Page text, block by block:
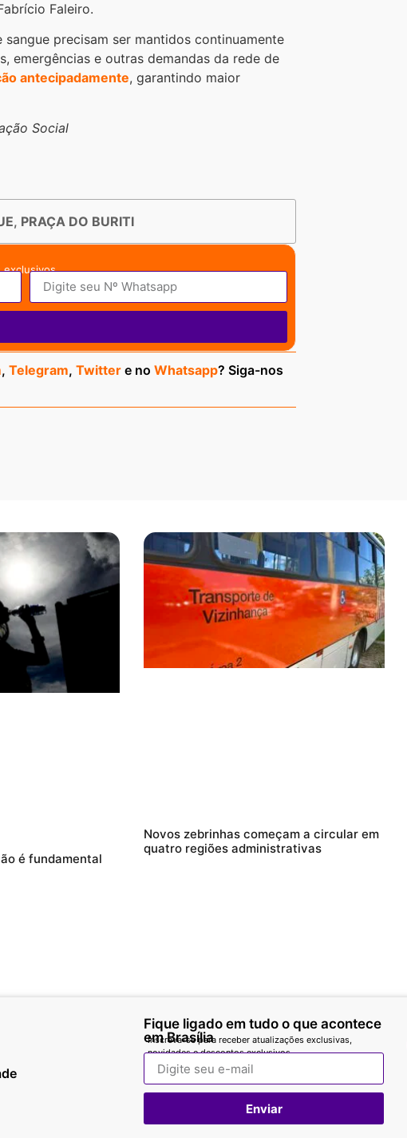
Faleiro.
precisam ser mantidos continuamente
emergências e outras demandas da rede de
antecipadamente, garantindo maior
Social
, PRAÇA DO BURITI
exclusivos.
, Telegram, Twitter e no Whatsapp? Siga-nos
é fundamental
Novos zebrinhas começam a circular em
quatro regiões administrativas
Fique ligado em tudo o que acontece
em Brasília
Inscreva-se para receber atualizações exclusivas,
novidades e descontos exclusivos.
Enviar